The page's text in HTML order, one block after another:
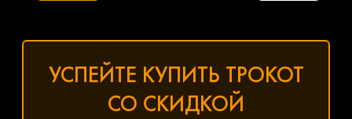
УСПЕЙТЕ КУПИТЬ ТРОКОТ
СО СКИДКОЙ